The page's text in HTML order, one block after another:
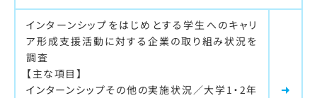
インターンシップをはじめとする学生へのキャリ
ア形成支援活動に対する企業の取り組み状況を
調査
【主な項目】
インターンシップその他の実施状況／大学1・2年